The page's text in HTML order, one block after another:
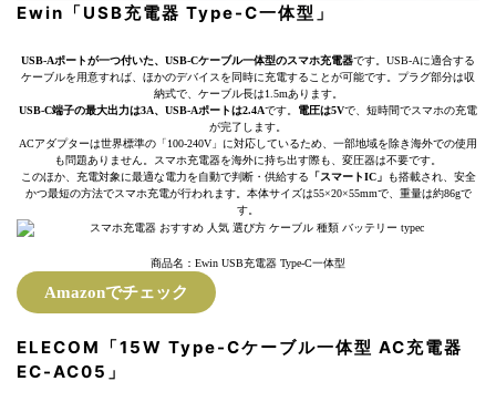
Ewin「USB充電器 Type-C一体型」
USB-Aポートが一つ付いた、USB-Cケーブル一体型のスマホ充電器です。USB-Aに適合する
ケーブルを用意すれば、ほかのデバイスを同時に充電することが可能です。プラグ部分は収
納式で、ケーブル長は1.5mあります。
USB-C端子の最大出力は3A、USB-Aポートは2.4Aです。 電圧は5Vで、短時間でスマホの充電
が完了します。
ACアダプターは世界標準の「100-240V」に対応しているため、一部地域を除き海外での使用
も問題ありません。スマホ充電器を海外に持ち出す際も、変圧器は不要です。
このほか、充電対象に最適な電力を自動で判断・供給する 「スマートIC」
も搭載され、安全
かつ最短の方法でスマホ充電が行われます。本体サイズは55×20×55mmで、重量は約86gで
す。
商品名：Ewin USB充電器 Type-C一体型
Amazonでチェック
ELECOM「15W Type-Cケーブル一体型 AC充電器
EC-AC05」